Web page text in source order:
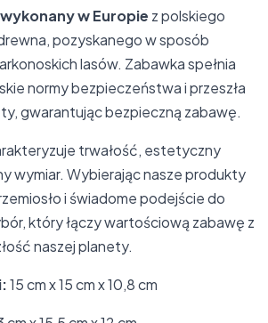
wykonany w Europie z polskiego
pozyskanego w sposób
lasów. Zabawka spełnia
normy bezpieczeństwa i przeszła
gwarantując bezpieczną zabawę.
trwałość, estetyczny
wymiar. Wybierając nasze produkty
i świadome podejście do
który łączy wartościową zabawę z
naszej planety.
15 cm x 15 cm x 10,8 cm